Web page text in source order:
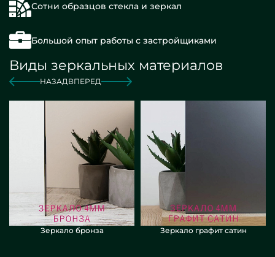
Сотни образцов стекла и зеркал
Большой опыт работы с застройщиками
Виды зеркальных материалов
НАЗАДВПЕРЕД
Зеркало бронза Зеркало графит сатин